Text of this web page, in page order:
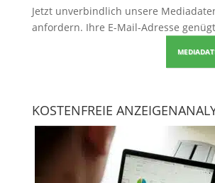
Jetzt unverbindlich unsere
anfordern. Ihre E-Mail-Adresse
KOSTENFREIE